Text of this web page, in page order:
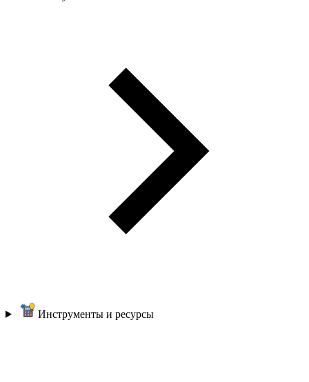
Инструменты и ресурсы